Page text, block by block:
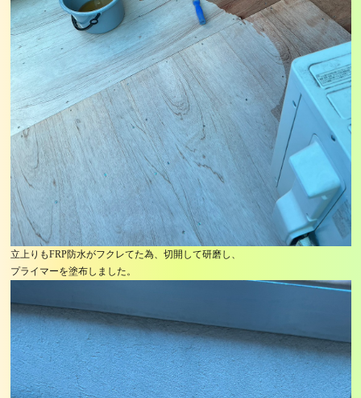
立上りもFRP防水がフクレてた為、切開して研磨し、
プライマーを塗布しました。